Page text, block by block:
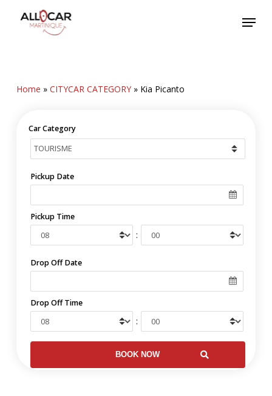
Menu
Home » CITYCAR CATEGORY» Kia Picanto
Car Category
Pickup Date
Pickup Time
:
Drop Off Date
Drop Off Time
: